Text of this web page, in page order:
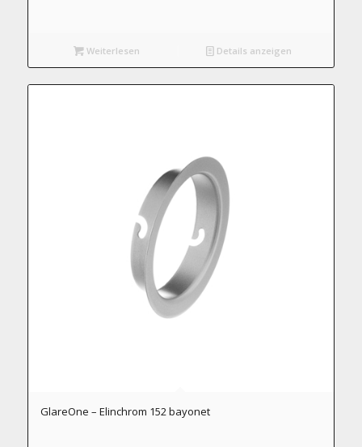
Weiterlesen Details anzeigen
GlareOne – Elinchrom 152 bayonet